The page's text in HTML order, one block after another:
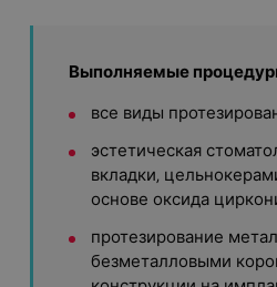
Выполняемые
все виды
эстетическая
вкладки‚
основе оксида
протезирование
безметалловыми